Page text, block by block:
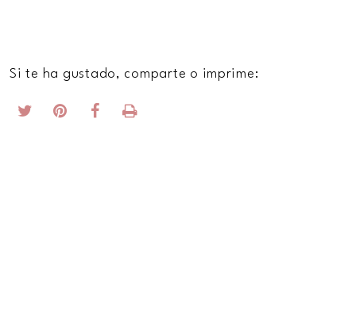
Si te ha gustado, comparte o imprime: